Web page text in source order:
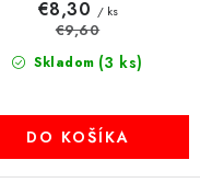
Skladom (3 ks)
€8,30 / ks
€9,60
DO KOŠÍKA